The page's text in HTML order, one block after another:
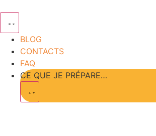
BLOG
CONTACTS
FAQ
CE QUE JE PRÉPARE…